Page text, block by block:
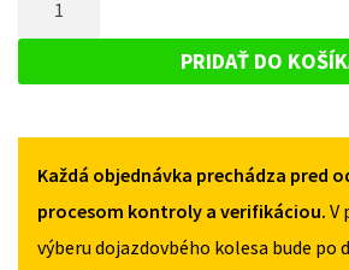
30
2019
30
MAZDA
OD
2019
135/90R17
PRIDAŤ DO
Každá objednávka prechádza pred
procesom kontroly a verifikáciou. V
výberu dojazdovbého kolesa bude po